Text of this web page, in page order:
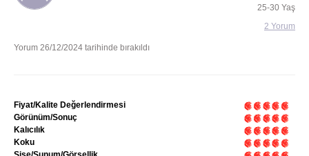
Yorum 26/12/2024 tarihinde bırakıldı
25-30 Yaş
2 Yorum
Fiyat/Kalite Değerlendirmesi
Görünüm/Sonuç
Kalıcılık
Koku